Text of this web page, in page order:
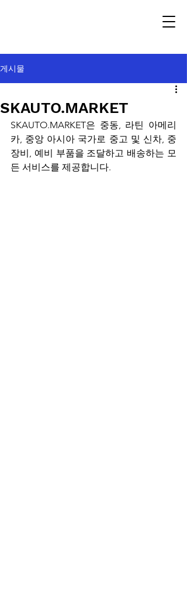
게시물
SKAUTO.MARKET
SKAUTO.MARKET은 중동, 라틴 아메리
카, 중앙 아시아 국가로 중고 및 신차, 중
장비, 예비 부품을 조달하고 배송하는 모
든 서비스를 제공합니다.